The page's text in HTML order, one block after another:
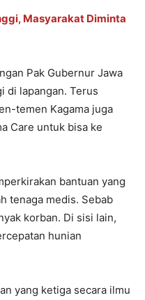
Masyarakat Diminta
Pak Gubernur Jawa
di lapangan. Terus
temen Kagama juga
Care untuk bisa ke
bantuan yang
tenaga medis. Sebab
korban. Di sisi lain,
hunian
yang ketiga secara ilmu